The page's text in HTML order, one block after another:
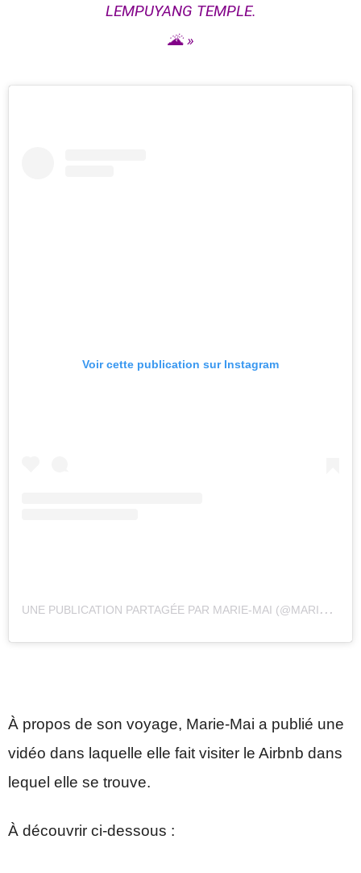
LEMPUYANG TEMPLE.
🌋 »
Voir cette publication sur Instagram
U
NE PUBLICATION PARTAGÉE PAR MARIE-MAI (@MARIEMAIREAL)
À propos de son voyage, Marie-Mai a publié une
vidéo dans laquelle elle fait visiter le Airbnb dans
lequel elle se trouve.
À découvrir ci-dessous :